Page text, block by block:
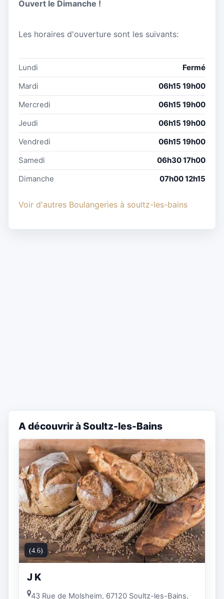
Ouvert le Dimanche !
Les horaires d'ouverture sont les suivants:
Lundi
Fermé
Mardi
06h15 19h00
Mercredi
06h15 19h00
Jeudi
06h15 19h00
Vendredi
06h15 19h00
Samedi
06h30 17h00
Dimanche
07h00 12h15
Voir d'autres Boulangeries à soultz-les-bains
A découvrir à Soultz-les-Bains
(4.6)
J K
43 Rue de Molsheim, 67120 Soultz-les-Bains,